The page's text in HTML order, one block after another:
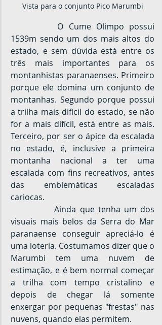
Vista para o conjunto Pico Marumbi
1539m sendo um dos mais altos do
estado, e sem dúvida está entre os
três mais importantes para os
montanhistas paranaenses. Primeiro
porque ele domina um conjunto de
montanhas. Segundo porque possui
a trilha mais difícil do estado, se não
for a mais difícil, está entre as mais.
Terceiro, por ser o ápice da escalada
no estado, é, inclusive a primeira
montanha nacional a ter uma
escalada com fins recreativos, antes
das emblemáticas escaladas
cariocas.
		Ainda que tenha um dos
visuais mais belos da Serra do Mar
paranaense conseguir apreciá-lo é
uma loteria. Costumamos dizer que o
Marumbi tem uma nuvem de
estimação, e é bem normal começar
a trilha com tempo cristalino e
depois de chegar lá somente
enxergar por pequenas "frestas" nas
nuvens, quando elas permitem.